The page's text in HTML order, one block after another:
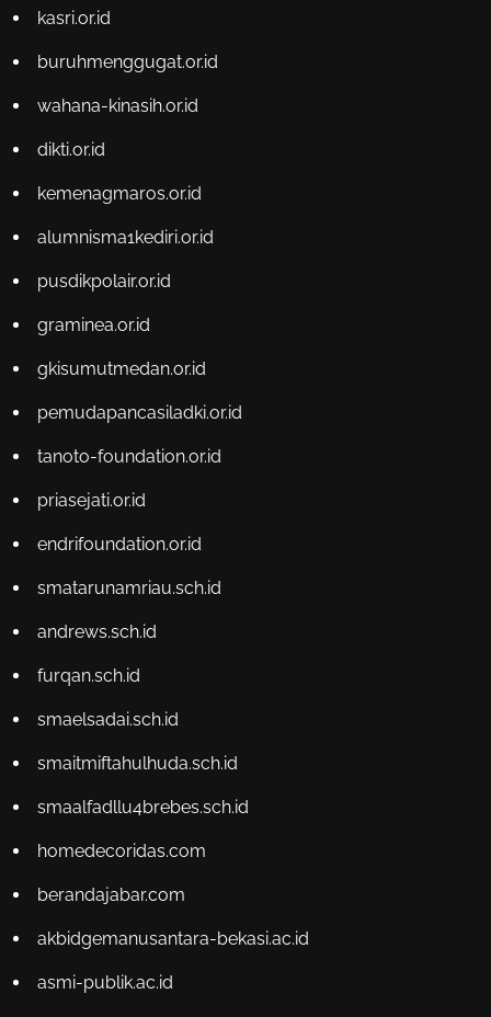
kasri.or.id
buruhmenggugat.or.id
wahana-kinasih.or.id
dikti.or.id
kemenagmaros.or.id
alumnisma1kediri.or.id
pusdikpolair.or.id
graminea.or.id
gkisumutmedan.or.id
pemudapancasiladki.or.id
tanoto-foundation.or.id
priasejati.or.id
endrifoundation.or.id
smatarunamriau.sch.id
andrews.sch.id
furqan.sch.id
smaelsadai.sch.id
smaitmiftahulhuda.sch.id
smaalfadllu4brebes.sch.id
homedecoridas.com
berandajabar.com
akbidgemanusantara-bekasi.ac.id
asmi-publik.ac.id